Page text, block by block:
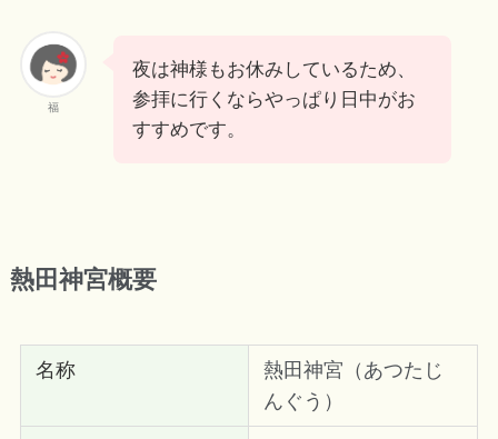
福
夜は神様もお休みしているため、
参拝に行くならやっぱり日中がお
すすめです。
熱田神宮概要
名称
熱田神宮（あつたじ
んぐう）